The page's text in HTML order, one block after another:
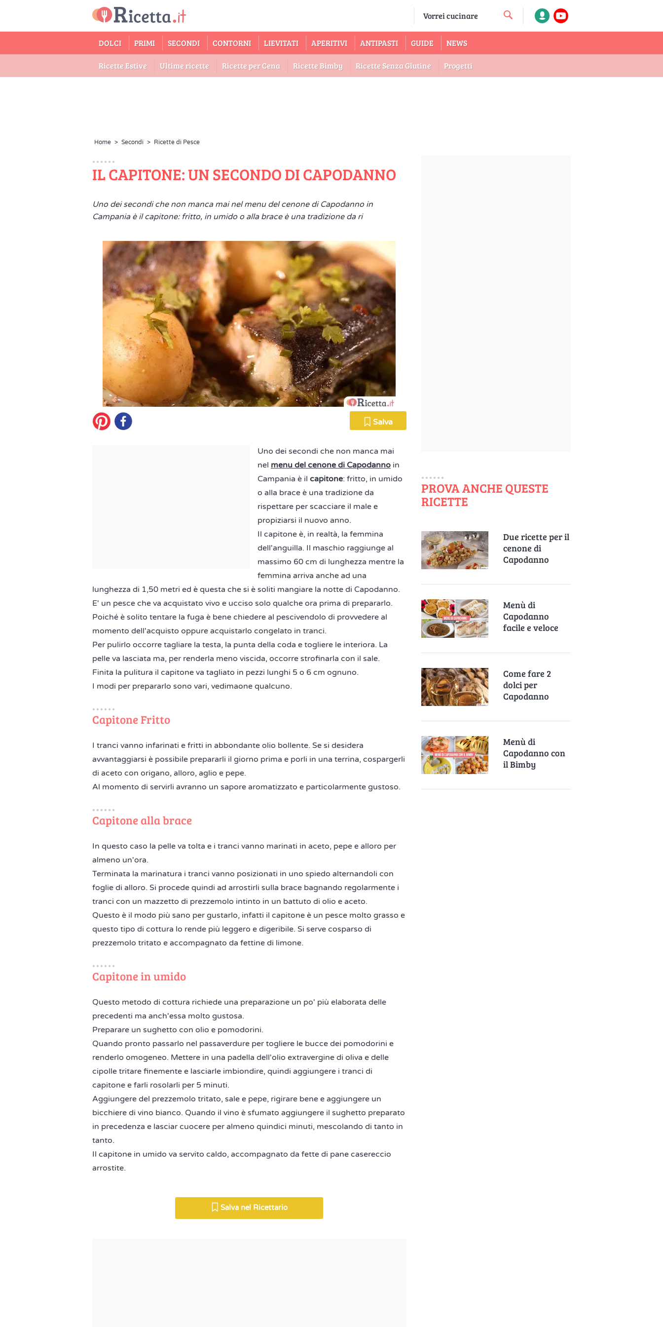
DOLCI PRIMI SECONDI CONTORNI LIEVITATI APERITIVI ANTIPASTI GUIDE NEWS
Ricette Estive Ultime ricette Ricette per Cena Ricette Bimby Ricette Senza Glutine Progetti
Home > Secondi > Ricette di Pesce
IL CAPITONE: UN SECONDO DI CAPODANNO
Uno dei secondi che non manca mai nel menu del cenone di Capodanno in
Campania è il capitone: fritto, in umido o alla brace è una tradizione da ri
Salva
Uno dei secondi che non manca mai
nel menu del cenone di Capodanno in
Campania è il capitone: fritto, in umido
o alla brace è una tradizione da
rispettare per scacciare il male e
propiziarsi il nuovo anno.
Il capitone è, in realtà, la femmina
dell'anguilla. Il maschio raggiunge al
massimo 60 cm di lunghezza mentre la
femmina arriva anche ad una
lunghezza di 1,50 metri ed è questa che si è soliti mangiare la notte di Capodanno.
E' un pesce che va acquistato vivo e ucciso solo qualche ora prima di prepararlo.
Poiché è solito tentare la fuga è bene chiedere al pescivendolo di provvedere al
momento dell'acquisto oppure acquistarlo congelato in tranci.
Per pulirlo occorre tagliare la testa, la punta della coda e togliere le interiora. La
pelle va lasciata ma, per renderla meno viscida, occorre strofinarla con il sale.
Finita la pulitura il capitone va tagliato in pezzi lunghi 5 o 6 cm ognuno.
I modi per prepararlo sono vari, vedimaone qualcuno.
Capitone Fritto
I tranci vanno infarinati e fritti in abbondante olio bollente. Se si desidera
avvantaggiarsi è possibile prepararli il giorno prima e porli in una terrina, cospargerli
di aceto con origano, alloro, aglio e pepe.
Al momento di servirli avranno un sapore aromatizzato e particolarmente gustoso.
Capitone alla brace
In questo caso la pelle va tolta e i tranci vanno marinati in aceto, pepe e alloro per
almeno un'ora.
Terminata la marinatura i tranci vanno posizionati in uno spiedo alternandoli con
foglie di alloro. Si procede quindi ad arrostirli sulla brace bagnando regolarmente i
tranci con un mazzetto di prezzemolo intinto in un battuto di olio e aceto.
Questo è il modo più sano per gustarlo, infatti il capitone è un pesce molto grasso e
questo tipo di cottura lo rende più leggero e digeribile. Si serve cosparso di
prezzemolo tritato e accompagnato da fettine di limone.
Capitone in umido
Questo metodo di cottura richiede una preparazione un po' più elaborata delle
precedenti ma anch'essa molto gustosa.
Preparare un sughetto con olio e pomodorini.
Quando pronto passarlo nel passaverdure per togliere le bucce dei pomodorini e
renderlo omogeneo. Mettere in una padella dell'olio extravergine di oliva e delle
cipolle tritare finemente e lasciarle imbiondire, quindi aggiungere i tranci di
capitone e farli rosolarli per 5 minuti.
Aggiungere del prezzemolo tritato, sale e pepe, rigirare bene e aggiungere un
bicchiere di vino bianco. Quando il vino è sfumato aggiungere il sughetto preparato
in precedenza e lasciar cuocere per almeno quindici minuti, mescolando di tanto in
tanto.
Il capitone in umido va servito caldo, accompagnato da fette di pane casereccio
arrostite.
Salva nel Ricettario
PROVA ANCHE QUESTE
RICETTE
Due ricette per il
cenone di
Capodanno
Menù di
Capodanno
facile e veloce
Come fare 2
dolci per
Capodanno
Menù di
Capodanno con
il Bimby